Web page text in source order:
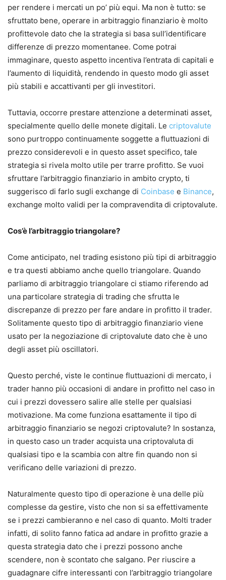
per rendere i mercati un po’ più equi. Ma non è tutto: se
sfruttato bene, operare in arbitraggio finanziario è molto
profittevole dato che la strategia si basa sull’identificare
differenze di prezzo momentanee. Come potrai
immaginare, questo aspetto incentiva l’entrata di capitali e
l’aumento di liquidità, rendendo in questo modo gli asset
più stabili e accattivanti per gli investitori.
Tuttavia, occorre prestare attenzione a determinati asset,
specialmente quello delle monete digitali. Le criptovalute
sono purtroppo continuamente soggette a fluttuazioni di
prezzo considerevoli e in questo asset specifico, tale
strategia si rivela molto utile per trarre profitto. Se vuoi
sfruttare l’arbitraggio finanziario in ambito crypto, ti
suggerisco di farlo sugli exchange di Coinbase e Binance,
exchange molto validi per la compravendita di criptovalute.
Cos’è l’arbitraggio triangolare?
Come anticipato, nel trading esistono più tipi di arbitraggio
e tra questi abbiamo anche quello triangolare. Quando
parliamo di arbitraggio triangolare ci stiamo riferendo ad
una particolare strategia di trading che sfrutta le
discrepanze di prezzo per fare andare in profitto il trader.
Solitamente questo tipo di arbitraggio finanziario viene
usato per la negoziazione di criptovalute dato che è uno
degli asset più oscillatori.
Questo perché, viste le continue fluttuazioni di mercato, i
trader hanno più occasioni di andare in profitto nel caso in
cui i prezzi dovessero salire alle stelle per qualsiasi
motivazione. Ma come funziona esattamente il tipo di
arbitraggio finanziario se negozi criptovalute? In sostanza,
in questo caso un trader acquista una criptovaluta di
qualsiasi tipo e la scambia con altre fin quando non si
verificano delle variazioni di prezzo.
Naturalmente questo tipo di operazione è una delle più
complesse da gestire, visto che non si sa effettivamente
se i prezzi cambieranno e nel caso di quanto. Molti trader
infatti, di solito fanno fatica ad andare in profitto grazie a
questa strategia dato che i prezzi possono anche
scendere, non è scontato che salgano. Per riuscire a
guadagnare cifre interessanti con l’arbitraggio triangolare